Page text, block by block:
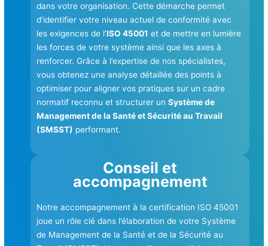
dans votre organisation. Cette démarche permet
d’identifier votre niveau actuel de conformité avec
les exigences de l’ISO 45001 et de mettre en lumière
les forces de votre système ainsi que les axes à
renforcer. Grâce à l’expertise de nos spécialistes,
vous obtenez une analyse détaillée des points à
optimiser pour aligner vos pratiques sur un cadre
normatif reconnu et structurer unSystème de
Management de la Santé et Sécurité au Travail
(SMSST) performant.
Conseil et
accompagnement
Notre accompagnement à la certification ISO 45001
joue un rôle clé dans l’élaboration de votre Système
de Management de la Santé et de la Sécurité au